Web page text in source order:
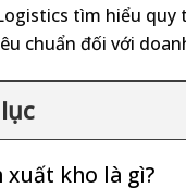
tìm hiểu quy
chuẩn đối với
kho là gì?